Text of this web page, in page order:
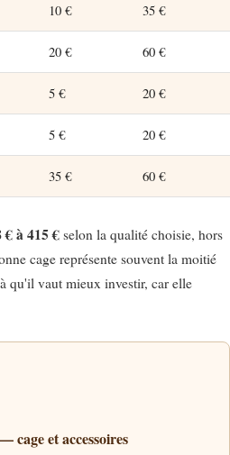
10 € 35 €
20 € 60 €
5 € 20 €
5 € 20 €
35 € 60 €
à 415 € selon la qualité choisie, hors
cage représente souvent la moitié
qu'il vaut mieux investir, car elle
et accessoires